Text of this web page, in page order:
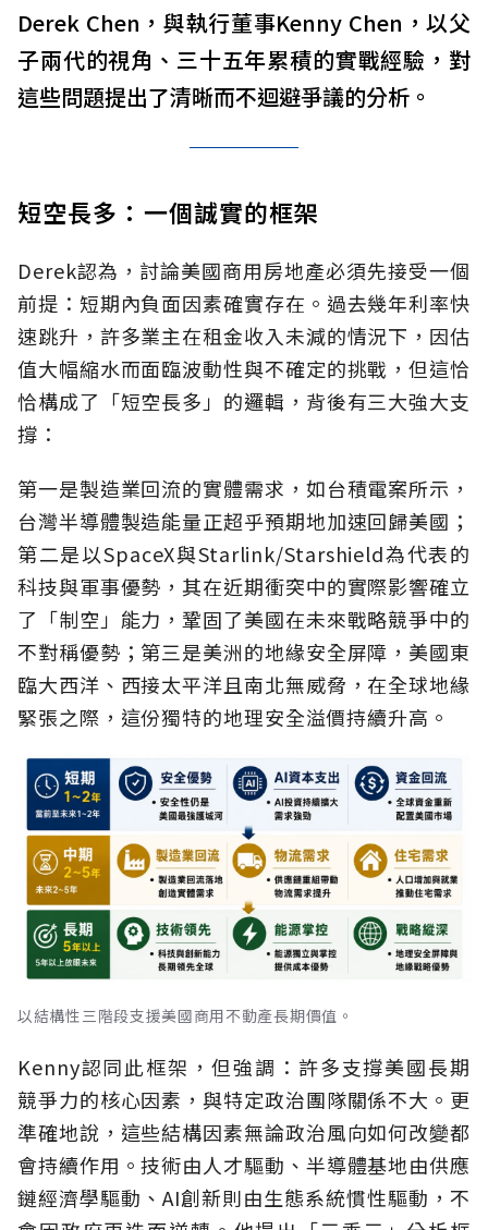
Derek Chen，與執行董事Kenny Chen，以父
子兩代的視角、三十五年累積的實戰經驗，對
這些問題提出了清晰而不迴避爭議的分析。
短空長多：一個誠實的框架
Derek認為，討論美國商用房地產必須先接受一個
前提：短期內負面因素確實存在。過去幾年利率快
速跳升，許多業主在租金收入未減的情況下，因估
值大幅縮水而面臨波動性與不確定的挑戰，但這恰
恰構成了「短空長多」的邏輯，背後有三大強大支
撐：
第一是製造業回流的實體需求，如台積電案所示，
台灣半導體製造能量正超乎預期地加速回歸美國；
第二是以SpaceX與Starlink/Starshield為代表的
科技與軍事優勢，其在近期衝突中的實際影響確立
了「制空」能力，鞏固了美國在未來戰略競爭中的
不對稱優勢；第三是美洲的地緣安全屏障，美國東
臨大西洋、西接太平洋且南北無威脅，在全球地緣
緊張之際，這份獨特的地理安全溢價持續升高。
以結構性三階段支援美國商用不動產長期價值。
Kenny認同此框架，但強調：許多支撐美國長期
競爭力的核心因素，與特定政治團隊關係不大。更
準確地說，這些結構因素無論政治風向如何改變都
會持續作用。技術由人才驅動、半導體基地由供應
鏈經濟學驅動、AI創新則由生態系統慣性驅動，不